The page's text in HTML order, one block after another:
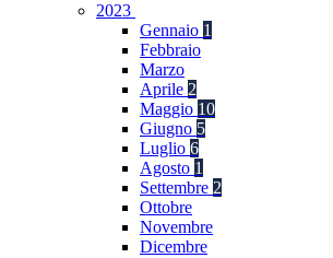
2023
Gennaio 1
Febbraio
Marzo
Aprile 2
Maggio 10
Giugno 5
Luglio 6
Agosto 1
Settembre 2
Ottobre
Novembre
Dicembre